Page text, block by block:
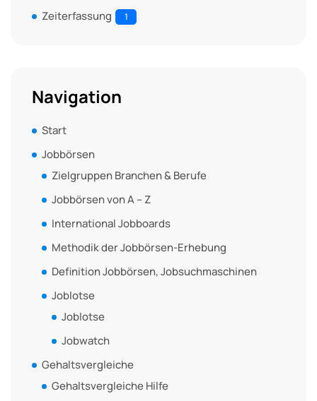
Zeiterfassung 1
Navigation
Start
Jobbörsen
Zielgruppen Branchen & Berufe
Jobbörsen von A – Z
International Jobboards
Methodik der Jobbörsen-Erhebung
Definition Jobbörsen, Jobsuchmaschinen
Joblotse
Joblotse
Jobwatch
Gehaltsvergleiche
Gehaltsvergleiche Hilfe